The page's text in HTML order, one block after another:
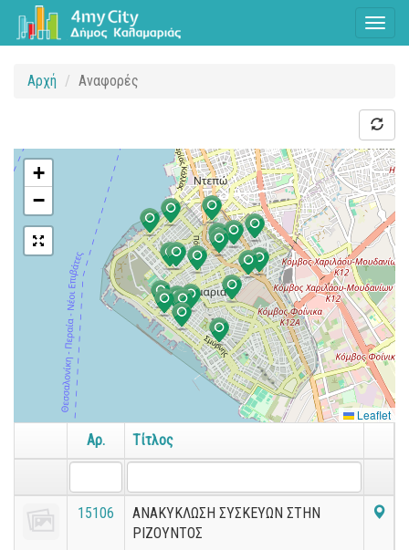
Αρχή Αναφορές
+
−
Leaflet
Αρ. Τίτλος
15106
ΑΝΑΚΥΚΛΩΣΗ ΣΥΣΚΕΥΩΝ ΣΤΗΝ
ΡΙΖΟΥΝΤΟΣ